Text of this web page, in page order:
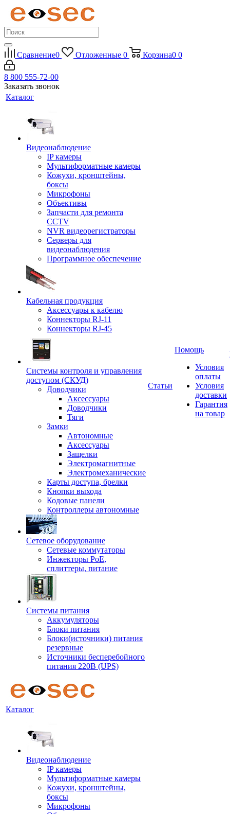
Сравнение0 Отложенные 0 Корзина0 0
8 800 555-72-00
Заказать звонок
Каталог
Видеонаблюдение
IP камеры
Мультиформатные камеры
Кожухи, кронштейны,
боксы
Микрофоны
Объективы
Запчасти для ремонта
CCTV
NVR видеорегистраторы
Серверы для
видеонаблюдения
Программное обеспечение
Кабельная продукция
Аксессуары к кабелю
Коннекторы RJ-11
Коннекторы RJ-45
Системы контроля и управления
доступом (СКУД)
Доводчики
Аксессуары
Доводчики
Тяги
Замки
Автономные
Аксессуары
Защелки
Электромагнитные
Электромеханические
Карты доступа, брелки
Кнопки выхода
Кодовые панели
Контроллеры автономные
Сетевое оборудование
Сетевые коммутаторы
Инжекторы РоЕ,
сплиттеры, питание
Системы питания
Аккумуляторы
Блоки питания
Блоки(источники) питания
резервные
Источники бесперебойного
питания 220В (UPS)
Статьи
Помощь
Условия
оплаты
Условия
доставки
Гарантия
на товар
Каталог
Видеонаблюдение
IP камеры
Мультиформатные камеры
Кожухи, кронштейны,
боксы
Микрофоны